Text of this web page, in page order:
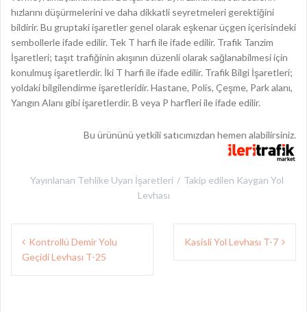
hızlarını düşürmelerini ve daha dikkatli seyretmeleri gerektiğini
bildirir. Bu gruptaki işaretler genel olarak eşkenar üçgen içerisindeki
sembollerle ifade edilir. Tek T harfi ile ifade edilir. Trafik Tanzim
İşaretleri; taşıt trafiğinin akışının düzenli olarak sağlanabilmesi için
konulmuş işaretlerdir. İki T harfi ile ifade edilir. Trafik Bilgi İşaretleri;
yoldaki bilgilendirme işaretleridir. Hastane, Polis, Çeşme, Park alanı,
Yangın Alanı gibi işaretlerdir. B veya P harfleri ile ifade edilir.
Bu ürününü yetkili satıcımızdan hemen alabilirsiniz.
Yayınlanan Tehlike Uyarı İşaretleri Takip edilen Kaygan Yol
Levhası
Yazı
gezinmesi
Kontrollü Demir Yolu
Geçidi Levhası T-25
Kasisli Yol Levhası T-7